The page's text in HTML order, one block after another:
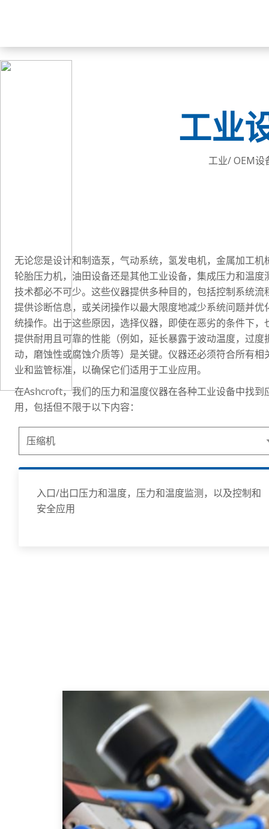
工业
工业/ OEM设
无论您是设计和制造泵，气动系统，氢发电机，金属加工机
轮胎压力机，油田设备还是其他工业设备，集成压力和温度
技术都必不可少。这些仪器提供多种目的，包括控制系统流
提供诊断信息，或关闭操作以最大限度地减少系统问题并优
统操作。出于这些原因，选择仪器，即使在恶劣的条件下，
提供耐用且可靠的性能（例如，延长暴露于波动温度，过度
动，磨蚀性或腐蚀介质等）是关键。仪器还必须符合所有相
业和监管标准，以确保它们适用于工业应用。
在Ashcroft，我们的压力和温度仪器在各种工业设备中找到
用，包括但不限于以下内容：
入口/出口压力和温度，压力和温度监测，以及控制和
安全应用